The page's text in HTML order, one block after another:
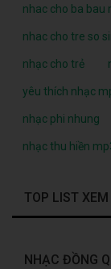
nhac cho ba bau
nhac cho tre so
nhạc cho trẻ
yêu thích nhạc
nhạc phi nhung
nhạc thu hiền
TOP LIST
NHẠC ĐỒNG